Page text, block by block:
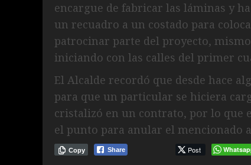
encargue de fabricar las láminas y
un recuadro a un costado para
patrocinar parte del proyecto,
iniciando con las calles del primer
El Alcalde recordó que desde hace
para que un particular se hiciera
cristalizó en un contrato, por lo que
el punto para anular el mencionado
Share Post
Copy